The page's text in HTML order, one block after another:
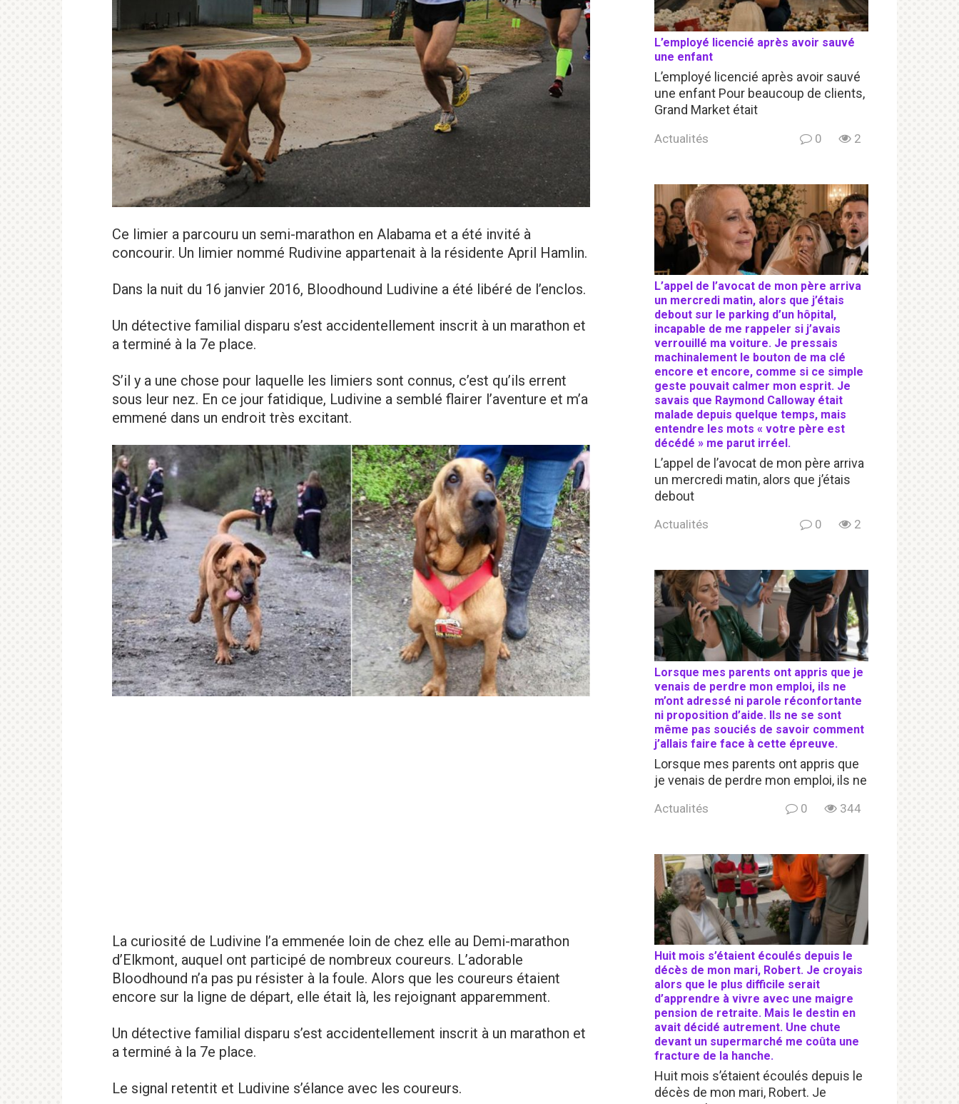
Ce limier a parcouru un semi-marathon en Alabama et a été invité à
concourir. Un limier nommé Rudivine appartenait à la résidente April Hamlin.
Dans la nuit du 16 janvier 2016, Bloodhound Ludivine a été libéré de l’enclos.
Un détective familial disparu s’est accidentellement inscrit à un marathon et
a terminé à la 7e place.
S’il y a une chose pour laquelle les limiers sont connus, c’est qu’ils errent
sous leur nez. En ce jour fatidique, Ludivine a semblé flairer l’aventure et m’a
emmené dans un endroit très excitant.
La curiosité de Ludivine l’a emmenée loin de chez elle au Demi-marathon
d’Elkmont, auquel ont participé de nombreux coureurs. L’adorable
Bloodhound n’a pas pu résister à la foule. Alors que les coureurs étaient
encore sur la ligne de départ, elle était là, les rejoignant apparemment.
Un détective familial disparu s’est accidentellement inscrit à un marathon et
a terminé à la 7e place.
Le signal retentit et Ludivine s’élance avec les coureurs.
L’employé licencié après avoir sauvé
une enfant
L’employé licencié après avoir sauvé
une enfant Pour beaucoup de clients,
Grand Market était
Actualités 0 2
L’appel de l’avocat de mon père arriva
un mercredi matin, alors que j’étais
debout sur le parking d’un hôpital,
incapable de me rappeler si j’avais
verrouillé ma voiture. Je pressais
machinalement le bouton de ma clé
encore et encore, comme si ce simple
geste pouvait calmer mon esprit. Je
savais que Raymond Calloway était
malade depuis quelque temps, mais
entendre les mots « votre père est
décédé » me parut irréel.
L’appel de l’avocat de mon père arriva
un mercredi matin, alors que j’étais
debout
Actualités 0 2
Lorsque mes parents ont appris que je
venais de perdre mon emploi, ils ne
m’ont adressé ni parole réconfortante
ni proposition d’aide. Ils ne se sont
même pas souciés de savoir comment
j’allais faire face à cette épreuve.
Lorsque mes parents ont appris que
je venais de perdre mon emploi, ils ne
Actualités 0 344
Huit mois s’étaient écoulés depuis le
décès de mon mari, Robert. Je croyais
alors que le plus difficile serait
d’apprendre à vivre avec une maigre
pension de retraite. Mais le destin en
avait décidé autrement. Une chute
devant un supermarché me coûta une
fracture de la hanche.
Huit mois s’étaient écoulés depuis le
décès de mon mari, Robert. Je